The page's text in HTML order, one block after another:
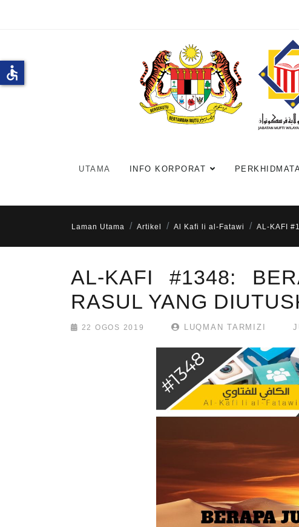
UTAMA INFO KORPORAT
Laman Utama Artikel Al Kafi li al-Fatawi AL-KAFI
AL-KAFI #1348:
RASUL YANG
22 OGOS 2019 LUQMAN TARMIZI
accessible